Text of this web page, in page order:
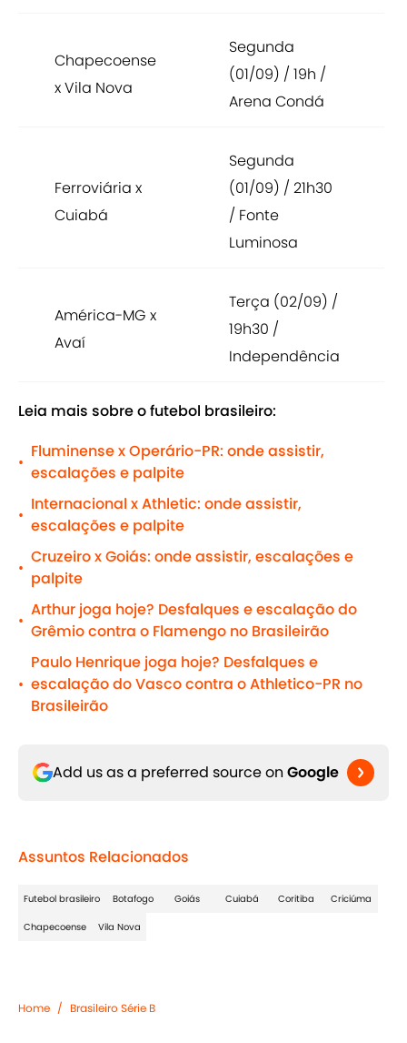
Chapecoense
x Vila Nova
Segunda
(01/09) / 19h /
Arena Condá
Ferroviária x
Cuiabá
Segunda
(01/09) / 21h30
/ Fonte
Luminosa
América-MG x
Avaí
Terça (02/09) /
19h30 /
Independência
Leia mais sobre o futebol brasileiro:
•
Fluminense x Operário-PR: onde assistir,
escalações e palpite
•
Internacional x Athletic: onde assistir,
escalações e palpite
•
Cruzeiro x Goiás: onde assistir, escalações e
palpite
•
Arthur joga hoje? Desfalques e escalação do
Grêmio contra o Flamengo no Brasileirão
•
Paulo Henrique joga hoje? Desfalques e
escalação do Vasco contra o Athletico-PR no
Brasileirão
Add us as a preferred source on Google
Assuntos Relacionados
Futebol brasileiro Botafogo Goiás Cuiabá Coritiba Criciúma
Chapecoense Vila Nova
Home / Brasileiro Série B